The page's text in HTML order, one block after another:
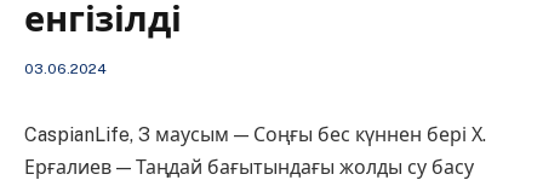
енгізілді
03.06.2024
CaspianLife, 3 маусым — Соңғы бес күннен бері Х.
Ерғалиев — Таңдай бағытындағы жолды су басу